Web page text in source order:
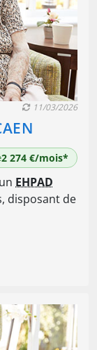
11/03/2026
2 274 €/mois*
EHPAD
disposant de